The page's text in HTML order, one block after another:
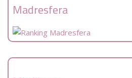
Madresfera